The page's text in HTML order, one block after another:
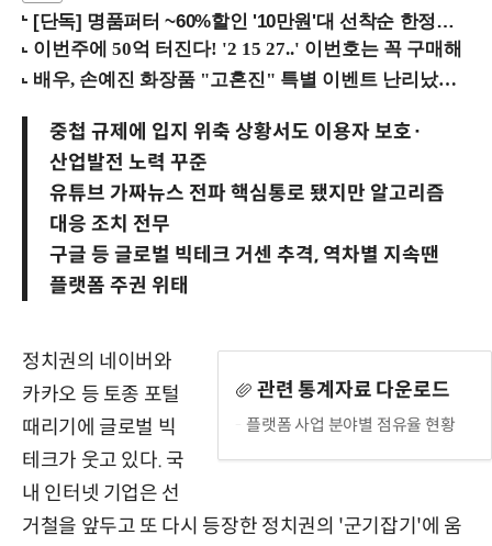
[단독] 명품퍼터 ~60%할인 '10만원'대 선착순 한정판매!
중첩 규제에 입지 위축 상황서도 이용자 보호·
산업발전 노력 꾸준
유튜브 가짜뉴스 전파 핵심통로 됐지만 알고리즘
대응 조치 전무
구글 등 글로벌 빅테크 거센 추격, 역차별 지속땐
플랫폼 주권 위태
관련 통계자료 다운로드
플랫폼 사업 분야별 점유율 현황
정치권의 네이버와
카카오 등 토종 포털
때리기에 글로벌 빅
테크가 웃고 있다. 국
내 인터넷 기업은 선
거철을 앞두고 또 다시 등장한 정치권의 '군기잡기'에 움